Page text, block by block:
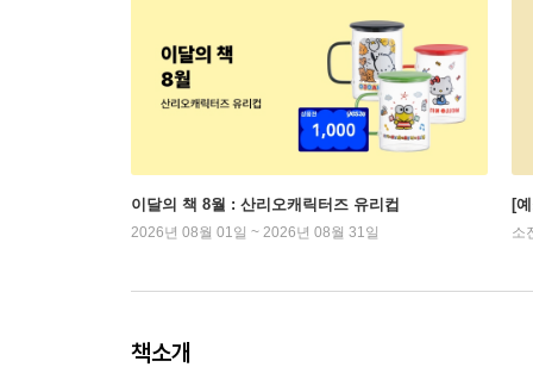
이달의 책 8월 : 산리오캐릭터즈 유리컵
2026년 08월 01일 ~ 2026년 08월 31일
[
소
책소개